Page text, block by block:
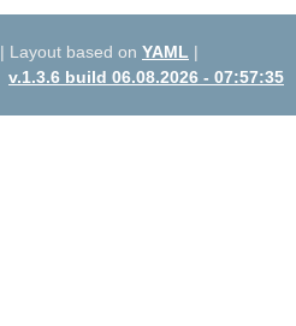
| Layout based on YAML |
v.1.3.6 build 06.08.2026 - 07:57:35